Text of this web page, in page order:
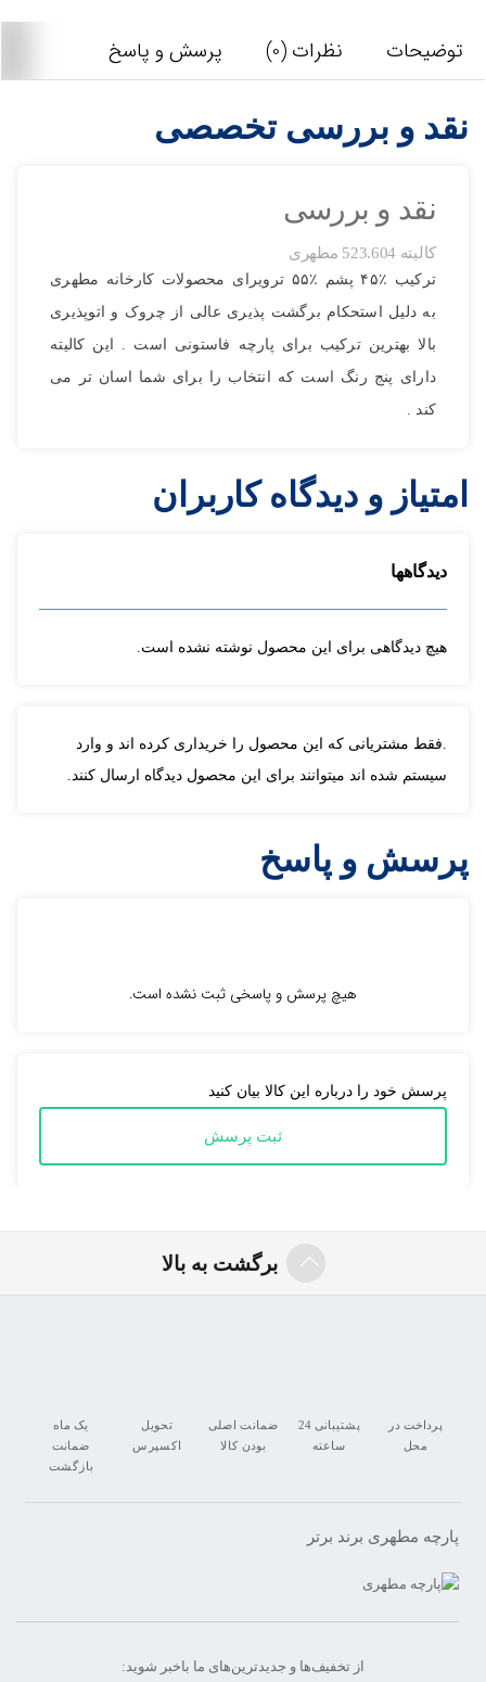
توضیحات نظرات (0) پرسش و پاسخ
نقد و بررسی تخصصی
نقد و بررسی
کالیته 523.604 مطهری
ترکیب ٪۴۵ پشم ٪۵۵ ترویرای محصولات کارخانه مطهری
به دلیل استحکام برگشت پذیری عالی از چروک و اتوپذیری
بالا بهترین ترکیب برای پارچه فاستونی است . این کالیته
دارای پنج رنگ است که انتخاب را برای شما اسان تر می
کند .
امتیاز و دیدگاه کاربران
.فقط مشتریانی که این محصول را خریداری کرده اند و وارد
سیستم شده اند میتوانند برای این محصول دیدگاه ارسال کنند.
دیدگاهها
هیچ دیدگاهی برای این محصول نوشته نشده است.
پرسش و پاسخ
هیچ پرسش و پاسخی ثبت نشده است.
پرسش خود را درباره این کالا بیان کنید
ثبت پرسش
برگشت به بالا
پرداخت در
محل
پشتیبانی 24
ساعته
ضمانت اصلی
بودن کالا
تحویل
اکسپرس
یک ماه
ضمانت
بازگشت
پارچه مطهری برند برتر
از تخفیف‌ها و جدیدترین‌های ما‌ باخبر شوید:
اشتراک گذاری در شبکه های اجتماعی
ارسال به ایمیل
ارسال
تصاویر رسمی